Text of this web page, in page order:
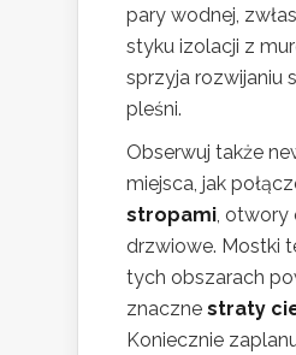
pary wodnej,
styku izolacji z
sprzyja rozwijaniu
pleśni.
Obserwuj także
miejsca, jak
stropami ,
drzwiowe. Mostki
tych obszarach
znaczne straty
Koniecznie